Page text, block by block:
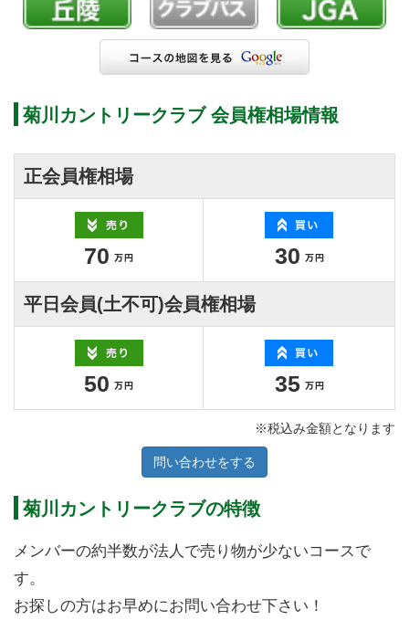
菊川カントリークラブ 会員権相場情報
正会員権相場
70 30
平日会員(土不可)会員権相場
50 35
※税込み金額となります
問い合わせをする
菊川カントリークラブの特徴
メンバーの約半数が法人で売り物が少ないコースで
す。
お探しの方はお早めにお問い合わせ下さい！